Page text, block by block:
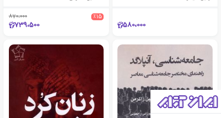
580،000
٪15 870،000
739،500